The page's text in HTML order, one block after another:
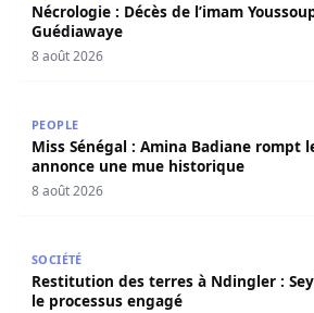
Nécrologie : Décès de l’imam
Guédiawaye
8 août 2026
PEOPLE
Miss Sénégal : Amina Badiane rompt
annonce une mue historique
8 août 2026
SOCIÉTÉ
Restitution des terres à Ndingler :
le processus engagé